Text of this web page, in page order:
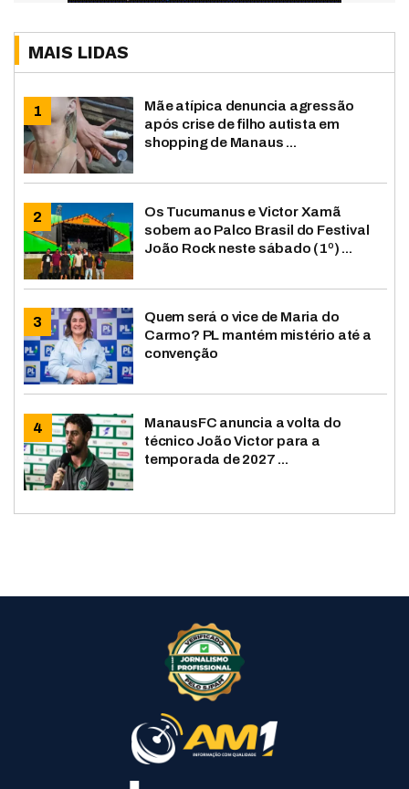
MAIS LIDAS
Mãe atípica denuncia agressão
após crise de filho autista em
shopping de Manaus ...
Os Tucumanus e Victor Xamã
sobem ao Palco Brasil do Festival
João Rock neste sábado (1º) ...
Quem será o vice de Maria do
Carmo? PL mantém mistério até a
convenção
ManausFC anuncia a volta do
técnico João Victor para a
temporada de 2027 ...